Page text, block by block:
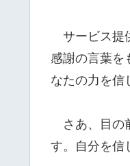
サービス提
感謝の言葉を
なたの力を信
さあ、目の
す。自分を信